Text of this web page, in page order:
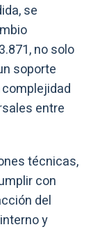
se
no solo
soporte
entre
técnicas,
con
del
y